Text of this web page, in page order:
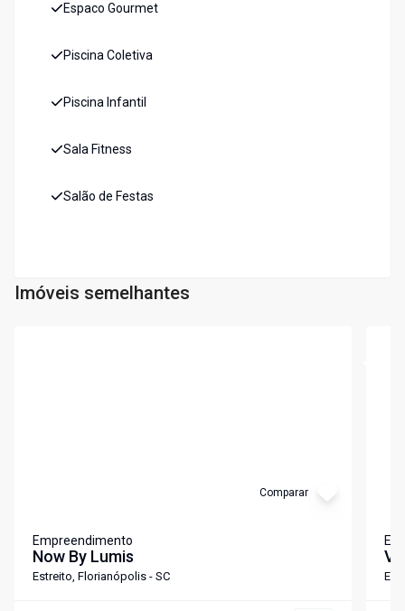
Espaco Gourmet
Piscina Coletiva
Piscina Infantil
Sala Fitness
Salão de Festas
Imóveis semelhantes
Comparar
Empreendimento
Now By Lumis
Estreito, Florianópolis - SC